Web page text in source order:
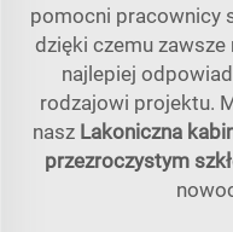
pomocni pracownicy
dzięki czemu
najlepiej
rodzajowi projektu.
nasz Lakoniczna
przezroczystym